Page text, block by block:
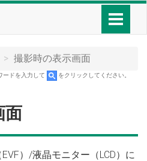
撮影時の表示画面
ードを入力して をクリックしてください。
面
）/液晶モニター（LCD）に